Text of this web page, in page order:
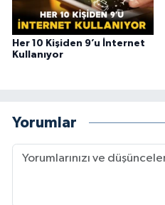
Her 10 Kişiden 9’u İnternet
Kullanıyor
Yorumlar